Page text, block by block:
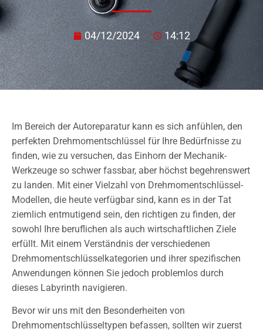
04/12/2024 14:12
Im Bereich der Autoreparatur kann es sich anfühlen, den
perfekten Drehmomentschlüssel für Ihre Bedürfnisse zu
finden, wie zu versuchen, das Einhorn der Mechanik-
Werkzeuge so schwer fassbar, aber höchst begehrenswert
zu landen. Mit einer Vielzahl von Drehmomentschlüssel-
Modellen, die heute verfügbar sind, kann es in der Tat
ziemlich entmutigend sein, den richtigen zu finden, der
sowohl Ihre beruflichen als auch wirtschaftlichen Ziele
erfüllt. Mit einem Verständnis der verschiedenen
Drehmomentschlüsselkategorien und ihrer spezifischen
Anwendungen können Sie jedoch problemlos durch
dieses Labyrinth navigieren.
Bevor wir uns mit den Besonderheiten von
Drehmomentschlüsseltypen befassen, sollten wir zuerst